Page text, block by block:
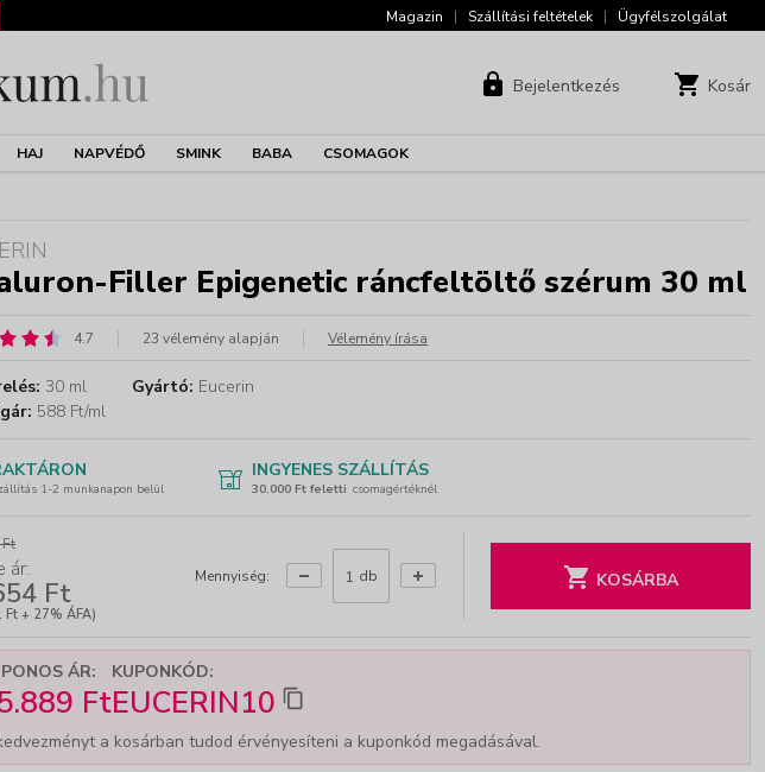
Magazin | Szállítási feltételek | Ügyfélszolgálat
Bejelentkezés Kosár
HAJ NAPVÉDŐ SMINK BABA CSOMAGOK
Filler Epigenetic ráncfeltöltő szérum 30 ml
4.7 23 vélemény alapján Vélemény írása
30 ml Gyártó: Eucerin
588 Ft/ml
1-2 munkanapon belül
INGYENES SZÁLLÍTÁS
30.000 Ft feletti csomagértéknél
ár:
Ft
Ft + 27% ÁFA)
Mennyiség: db KOSÁRBA
ÁR:
Ft
KUPONKÓD:
EUCERIN10
a kosárban tudod érvényesíteni a kuponkód megadásával.